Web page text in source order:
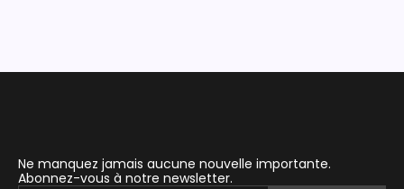
Ne manquez jamais aucune nouvelle importante.
Abonnez-vous à notre newsletter.